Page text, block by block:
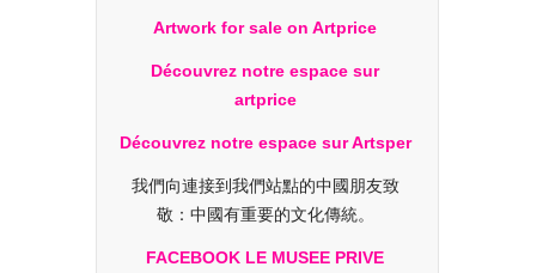
Artwork for sale on Artprice
Découvrez notre espace sur
artprice
Découvrez notre espace sur Artsper
我們向連接到我們站點的中國朋友致
敬：中國有重要的文化傳統。
FACEBOOK LE MUSEE PRIVE